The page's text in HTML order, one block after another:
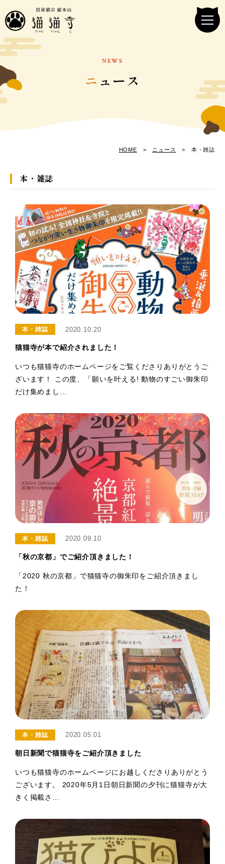
NEWS
ニ ュース
HOME > ニュース > 本・雑誌
本・雑誌
本・雑誌 2020.10.20
猫猫寺が本で紹介されました！
いつも猫猫寺のホームページをご覧くださりありがとうご
ざいます！ この度、「願いを叶える! 動物のすごい御朱印
だけ集めまし…
本・雑誌 2020.09.10
「秋の京都」でご紹介頂きました！
「2020 秋の京都」で猫猫寺の御朱印をご紹介頂きまし
た！
本・雑誌 2020.05.01
朝日新聞で猫猫寺をご紹介頂きました
いつも猫猫寺のホームページにお越しくださりありがとう
ございます。 2020年5月1日朝日新聞の夕刊に猫猫寺が大
きく掲載さ…